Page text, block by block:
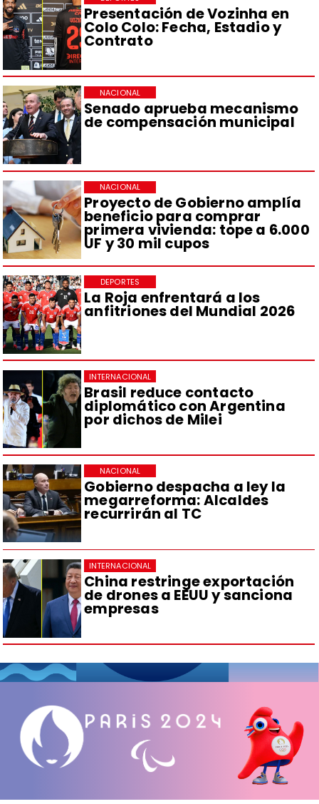
Presentación de Vozinha en
Colo Colo: Fecha, Estadio y
Contrato
Senado aprueba mecanismo
de compensación municipal
NACIONAL
Proyecto de Gobierno amplía
beneficio para comprar
primera vivienda: tope a 6.000
UF y 30 mil cupos
NACIONAL
La Roja enfrentará a los
anfitriones del Mundial 2026
DEPORTES
Brasil reduce contacto
diplomático con Argentina
por dichos de Milei
INTERNACIONAL
Gobierno despacha a ley la
megarreforma: Alcaldes
recurrirán al TC
NACIONAL
China restringe exportación
de drones a EEUU y sanciona
empresas
INTERNACIONAL